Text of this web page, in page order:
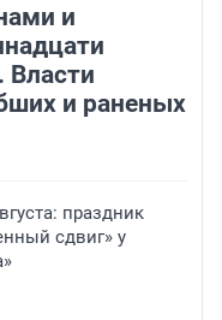
и
Власти
и раненых
праздник
сдвиг» у